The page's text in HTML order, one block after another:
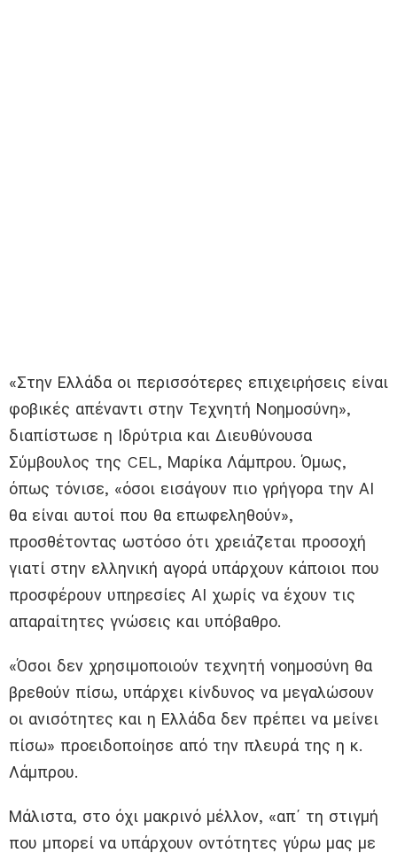
«Στην Ελλάδα οι περισσότερες επιχειρήσεις είναι
φοβικές απέναντι στην Τεχνητή Νοημοσύνη»,
διαπίστωσε η Ιδρύτρια και Διευθύνουσα
Σύμβουλος της CEL, Μαρίκα Λάμπρου. Όμως,
όπως τόνισε, «όσοι εισάγουν πιο γρήγορα την ΑΙ
θα είναι αυτοί που θα επωφεληθούν»,
προσθέτοντας ωστόσο ότι χρειάζεται προσοχή
γιατί στην ελληνική αγορά υπάρχουν κάποιοι που
προσφέρουν υπηρεσίες ΑΙ χωρίς να έχουν τις
απαραίτητες γνώσεις και υπόβαθρο.
«Όσοι δεν χρησιμοποιούν τεχνητή νοημοσύνη θα
βρεθούν πίσω, υπάρχει κίνδυνος να μεγαλώσουν
οι ανισότητες και η Ελλάδα δεν πρέπει να μείνει
πίσω» προειδοποίησε από την πλευρά της η κ.
Λάμπρου.
Μάλιστα, στο όχι μακρινό μέλλον, «απ΄ τη στιγμή
που μπορεί να υπάρχουν οντότητες γύρω μας με